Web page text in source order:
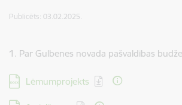
Publicēts: 03.02.2025.
1. Par Gulbenes novada pašvaldības
Lejupielādēt:
Lēmumprojekts